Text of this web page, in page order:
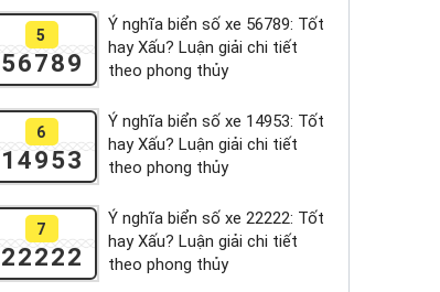
5
56789
Ý nghĩa biển số xe 56789: Tốt
hay Xấu? Luận giải chi tiết
theo phong thủy
6
14953
Ý nghĩa biển số xe 14953: Tốt
hay Xấu? Luận giải chi tiết
theo phong thủy
7
22222
Ý nghĩa biển số xe 22222: Tốt
hay Xấu? Luận giải chi tiết
theo phong thủy